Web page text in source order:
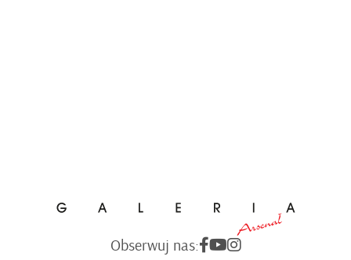
Obserwuj nas: